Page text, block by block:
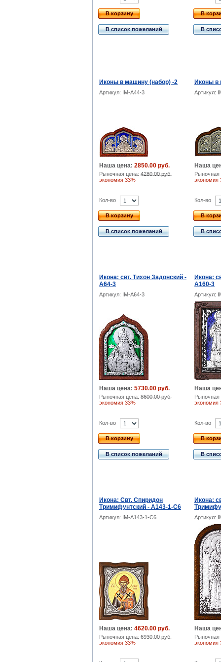
В корзину
В список пожеланий
В
В
Иконы в машину (набор) -2 Иконы в
Артикул: IM-A44-3 Артикул:
Наша цена: 2850.00 руб.
Рыночная цена: 4280.00 руб.
экономия 33%
Наша
экономия
Кол-во
В корзину
В список пожеланий
Кол-во
В
В
Икона: свт. Тихон Задонский -
A64-3
Икона:
A160-3
Артикул: IM-A64-3 Артикул:
Наша цена: 5730.00 руб.
Рыночная цена: 8600.00 руб.
экономия 33%
Наша
экономия
Кол-во
В корзину
В список пожеланий
Кол-во
В
В
Икона: Свт. Спиридон
Тримифунтский - A143-1-C6
Икона:
Артикул: IM-A143-1-C6 Артикул:
Наша цена: 4620.00 руб.
Рыночная цена: 6930.00 руб.
экономия 33%
Наша
экономия